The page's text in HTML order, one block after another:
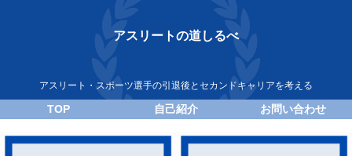
アスリートの道しるべ
アスリート・スポーツ選手の引退後とセカンドキャリアを考える
TOP 自己紹介 お問い合わせ